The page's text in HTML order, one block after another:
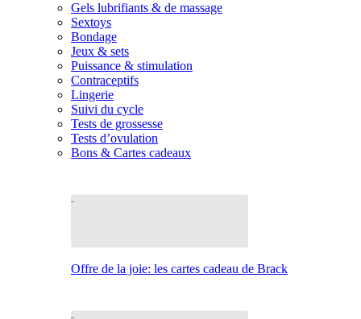
Gels lubrifiants & de massage
Sextoys
Bondage
Jeux & sets
Puissance & stimulation
Contraceptifs
Lingerie
Suivi du cycle
Tests de grossesse
Tests d’ovulation
Bons & Cartes cadeaux
Offre de la joie: les cartes cadeau de Brack